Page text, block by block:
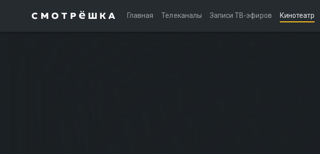
Главная Телеканалы Записи ТВ-эфиров Кинотеатр